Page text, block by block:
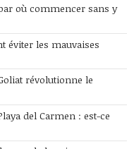
où commencer sans y
éviter les mauvaises
révolutionne le
del Carmen : est-ce